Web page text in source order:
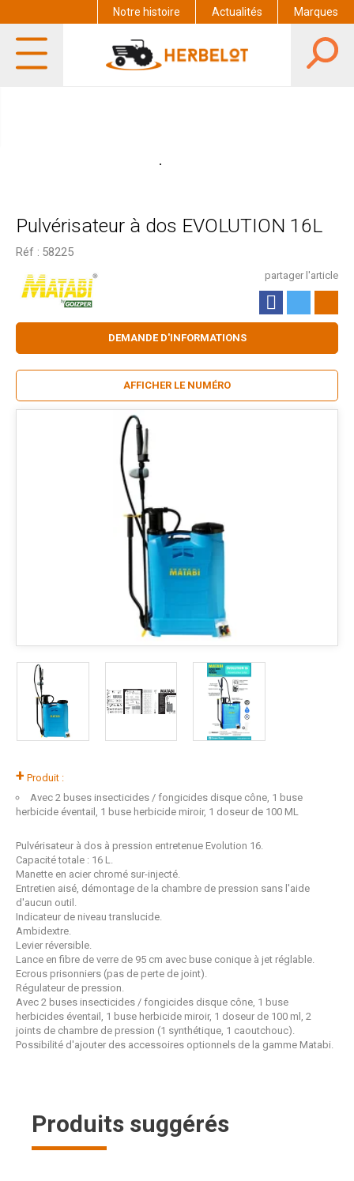
Notre histoire Actualités Marques
Pulvérisateur à dos EVOLUTION 16L
Réf : 58225
+ Produit :
Avec 2 buses insecticides / fongicides disque cône, 1 buse
herbicide éventail, 1 buse herbicide miroir, 1 doseur de 100 ML
partager l'article
Pulvérisateur à dos à pression entretenue Evolution 16.
Capacité totale : 16 L.
Manette en acier chromé sur-injecté.
Entretien aisé, démontage de la chambre de pression sans l'aide
d'aucun outil.
Indicateur de niveau translucide.
Ambidextre.
Levier réversible.
Lance en fibre de verre de 95 cm avec buse conique à jet réglable.
Ecrous prisonniers (pas de perte de joint).
Régulateur de pression.
Avec 2 buses insecticides / fongicides disque cône, 1 buse
herbicides éventail, 1 buse herbicide miroir, 1 doseur de 100 ml, 2
joints de chambre de pression (1 synthétique, 1 caoutchouc).
Possibilité d'ajouter des accessoires optionnels de la gamme Matabi.
DEMANDE D'INFORMATIONS
AFFICHER LE NUMÉRO
Produits suggérés